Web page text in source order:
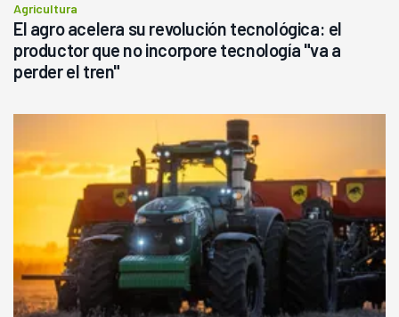
Agricultura
El agro acelera su revolución tecnológica: el
productor que no incorpore tecnología "va a
perder el tren"